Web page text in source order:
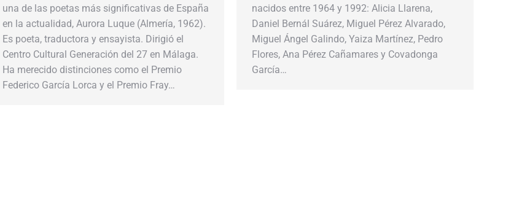
nacidos entre 1964 y 1992: Alicia Llarena,
Daniel Bernál Suárez, Miguel Pérez Alvarado,
Miguel Ángel Galindo, Yaiza Martínez, Pedro
Flores, Ana Pérez Cañamares y Covadonga
García…
una de las poetas más significativas de España
en la actualidad, Aurora Luque (Almería, 1962).
Es poeta, traductora y ensayista. Dirigió el
Centro Cultural Generación del 27 en Málaga.
Ha merecido distinciones como el Premio
Federico García Lorca y el Premio Fray…